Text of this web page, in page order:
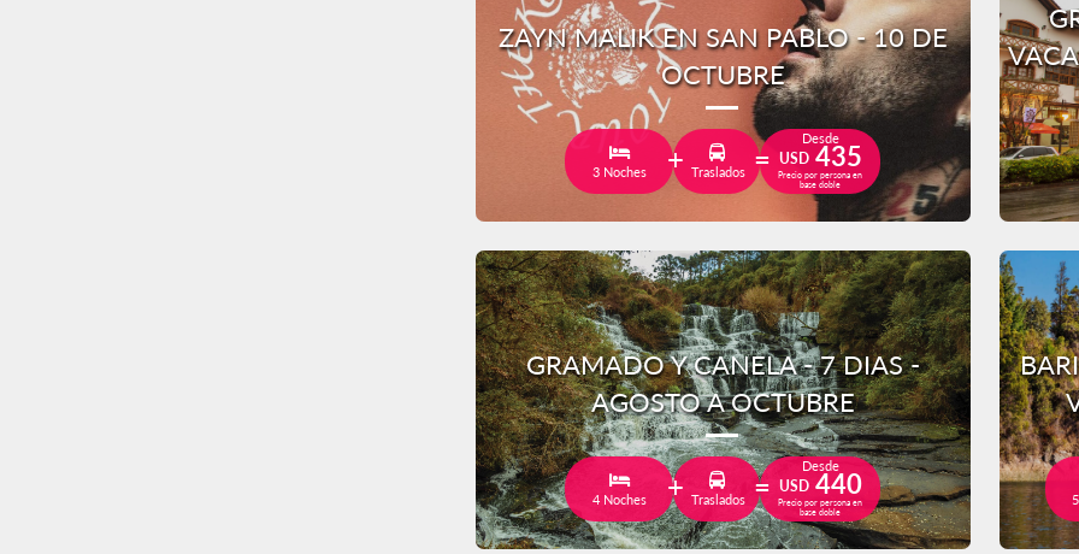
ZAYN MALIK EN SAN PABLO - 10 DE
OCTUBRE
3 Noches Traslados
Desde
USD435
Precio por persona en
base doble
GRAMADO Y CANELA - 7 DIAS -
AGOSTO A OCTUBRE
4 Noches Traslados
Desde
USD440
Precio por persona en
base doble